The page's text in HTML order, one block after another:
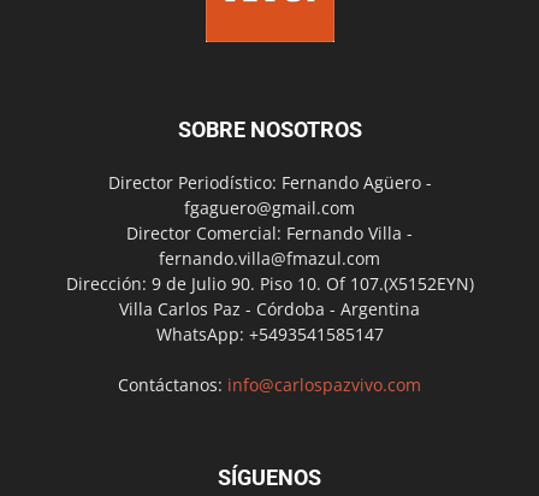
SOBRE NOSOTROS
Director Periodístico: Fernando Agüero -
fgaguero@gmail.com
Director Comercial: Fernando Villa -
fernando.villa@fmazul.com
Dirección: 9 de Julio 90. Piso 10. Of 107.(X5152EYN)
Villa Carlos Paz - Córdoba - Argentina
WhatsApp: +5493541585147
Contáctanos: info@carlospazvivo.com
SÍGUENOS